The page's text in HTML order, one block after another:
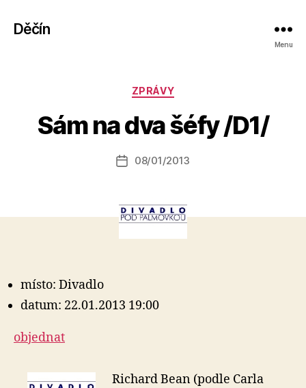
Děčín
Menu
Rubriky
ZPRÁVY
Sám na dva šéfy /D1/
Autor
příspěvku
t
o
a
s
o
Datum
08/01/2013
místo: Divadlo
datum: 22.01.2013 19:00
objednat
Richard Bean (podle Carla